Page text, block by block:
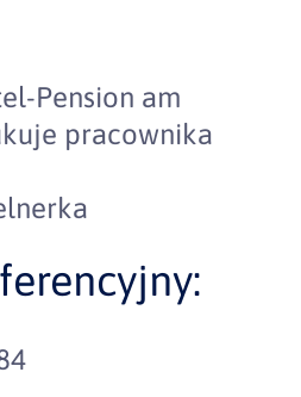
Pension am
pracownika